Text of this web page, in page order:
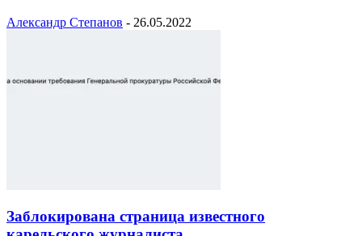
Александр Степанов - 26.05.2022
Заблокирована страница известного